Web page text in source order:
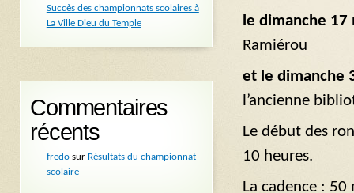
le dimanche 17
Ramiérou
et le dimanche
l’ancienne
Le début des
10 heures.
La cadence : 50
Succès des championnats scolaires à
La Ville Dieu du Temple
Commentaires
récents
fredosur Résultats du championnat
scolaire